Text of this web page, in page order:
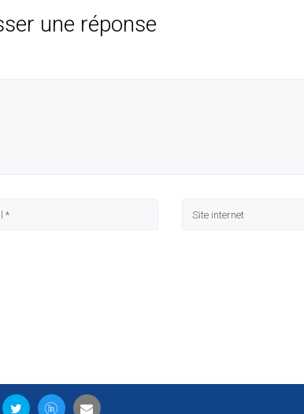
une réponse